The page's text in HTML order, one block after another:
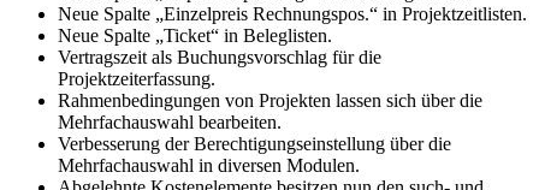
Neue Spalte „Einzelpreis Rechnungspos.“ in Projektzeitlisten.
Neue Spalte „Ticket“ in Beleglisten.
Vertragszeit als Buchungsvorschlag für die
Projektzeiterfassung.
Rahmenbedingungen von Projekten lassen sich über die
Mehrfachauswahl bearbeiten.
Verbesserung der Berechtigungseinstellung über die
Mehrfachauswahl in diversen Modulen.